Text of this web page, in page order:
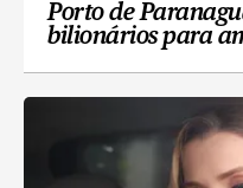
Porto de
bilionários para